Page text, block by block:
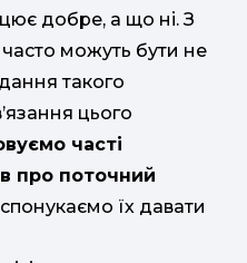
добре, а що ні. З
можуть бути не
такого
цього
часті
про поточний
спонукаємо їх давати